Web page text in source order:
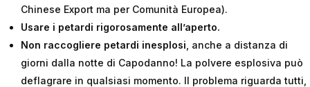
Chinese Export ma per Comunità Europea).
Usare i petardi rigorosamente all’aperto.
Non raccogliere petardi inesplosi , anche a distanza di
giorni dalla notte di Capodanno! La polvere esplosiva può
deflagrare in qualsiasi momento. Il problema riguarda tutti,